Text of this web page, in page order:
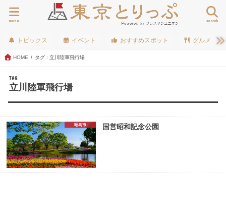
search
menu
トピックス イベント おすすめスポット グルメ
HOME タグ : 立川陸軍飛行場
TAG
立川陸軍飛行場
昭島市 国営昭和記念公園